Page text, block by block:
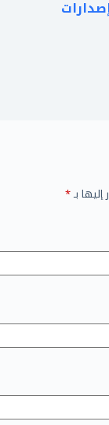
2024 لجميع إصدارات
بـ*